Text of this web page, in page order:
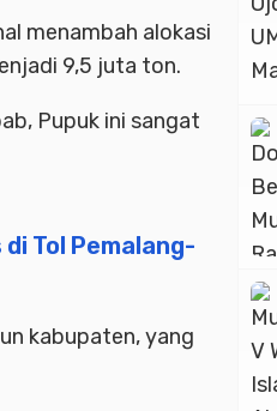
menambah alokasi
9,5 juta ton.
Pupuk ini sangat
Tol Pemalang-
kabupaten, yang